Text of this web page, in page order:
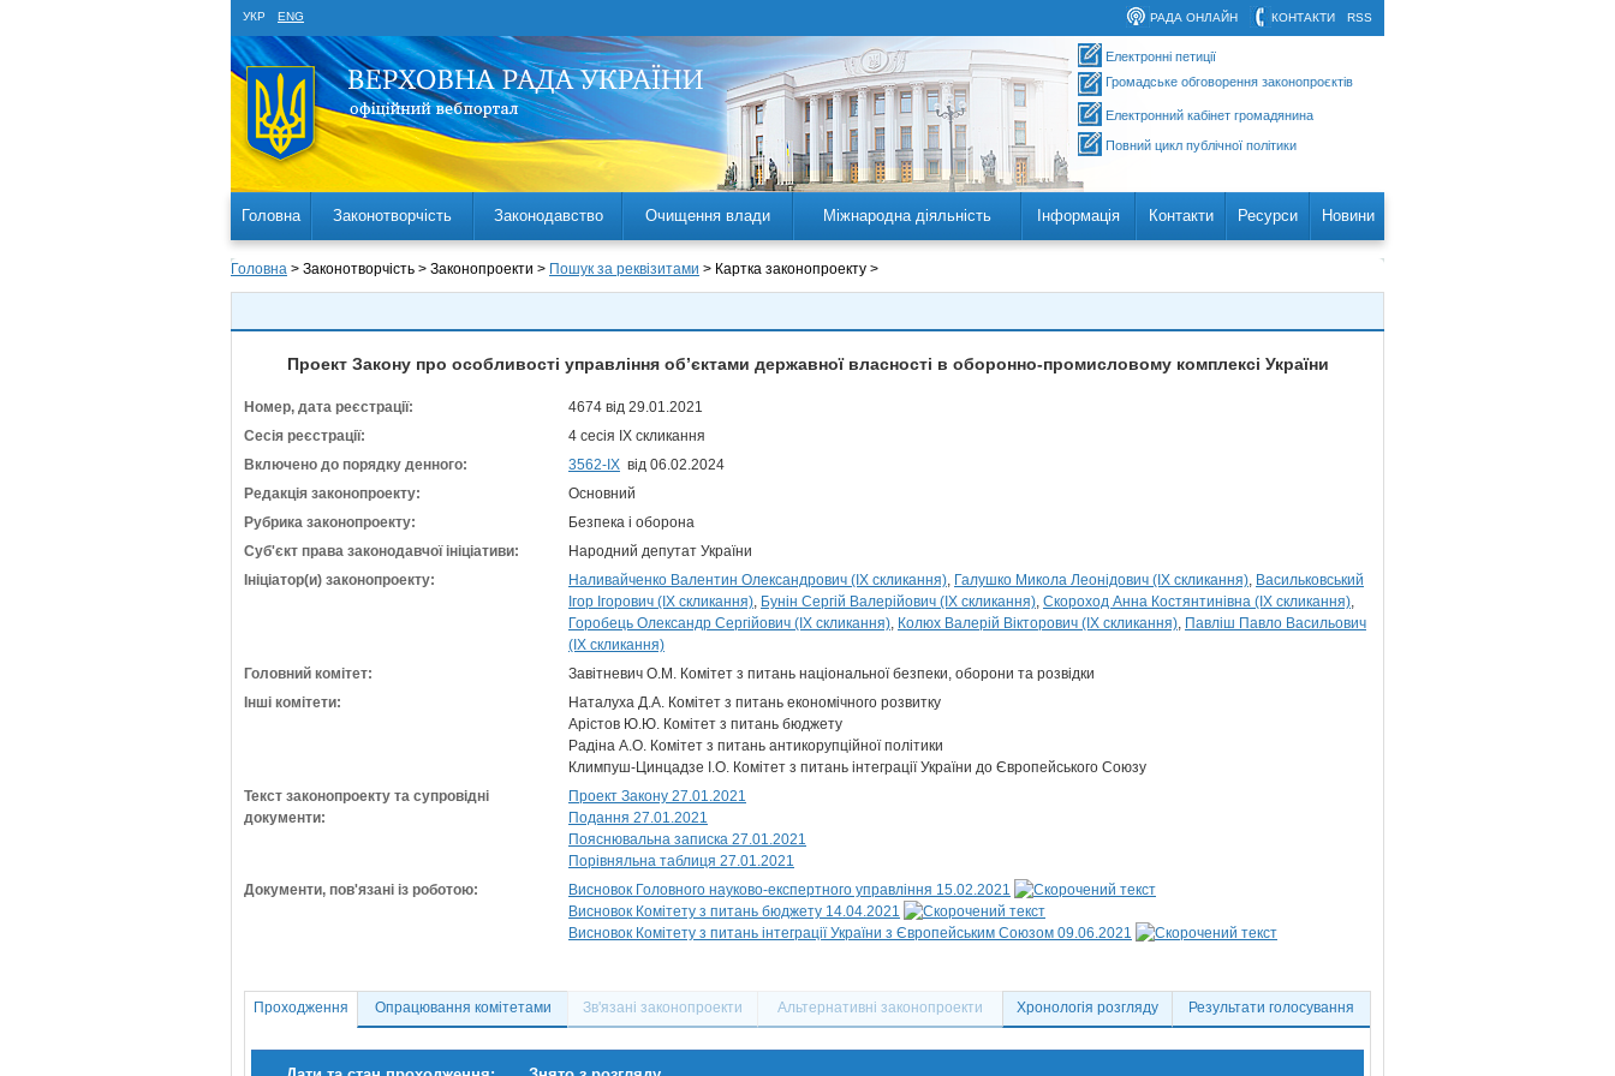
УКР ENG RSS
КОНТАКТИ
РАДА ОНЛАЙН
Електронні петиції
Громадське обговорення законопроєктів
Електронний кабінет громадянина
Повний цикл публічної політики
Головна Законотворчість Законодавство Очищення влади Міжнародна діяльність Інформація Контакти Ресурси Новини
Головна > Законотворчість > Законопроекти > Пошук за реквізитами > Картка законопроекту >
Проект Закону про особливості управління об’єктами державної власності в оборонно-промисловому комплексі України
Номер, дата реєстрації:
4674 від 29.01.2021
Сесія реєстрації:
4 сесія IX скликання
Включено до порядку денного:
3562-IX від 06.02.2024
Редакція законопроекту:
Основний
Рубрика законопроекту:
Безпека і оборона
Суб'єкт права законодавчої ініціативи:
Народний депутат України
Ініціатор(и) законопроекту:
Наливайченко Валентин Олександрович (IX скликання) Галушко Микола Леонідович (IX скликання) Васильковський
Ігор Ігорович (IX скликання) Бунін Сергій Валерійович (IX скликання) Скороход Анна Костянтинівна (IX скликання)
Горобець Олександр Сергійович (IX скликання) Колюх Валерій Вікторович (IX скликання) Павліш Павло Васильович
(IX скликання)
Головний комітет:
Завітневич О.М. Комітет з питань національної безпеки, оборони та розвідки
Інші комітети:
Наталуха Д.А. Комітет з питань економічного розвитку
Арістов Ю.Ю. Комітет з питань бюджету
Радіна А.О. Комітет з питань антикорупційної політики
Климпуш-Цинцадзе І.О. Комітет з питань інтеграції України до Європейського Союзу
Текст законопроекту та супровідні
документи:
Проект Закону 27.01.2021
Подання 27.01.2021
Пояснювальна записка 27.01.2021
Порівняльна таблиця 27.01.2021
Документи, пов'язані із роботою:
Висновок Головного науково-експертного управління 15.02.2021
Висновок Комітету з питань бюджету 14.04.2021
Висновок Комітету з питань інтеграції України з Європейським Союзом 09.06.2021
Проходження Опрацювання комітетами Зв'язані законопроекти Альтернативні законопроекти Хронологія розгляду Результати голосування